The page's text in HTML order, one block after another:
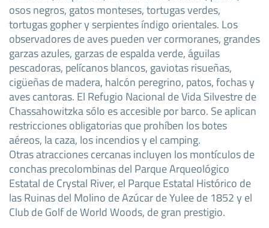
osos negros, gatos monteses, tortugas verdes,
tortugas gopher y serpientes índigo orientales. Los
observadores de aves pueden ver cormoranes, grandes
garzas azules, garzas de espalda verde, águilas
pescadoras, pelícanos blancos, gaviotas risueñas,
cigüeñas de madera, halcón peregrino, patos, fochas y
aves cantoras. El Refugio Nacional de Vida Silvestre de
Chassahowitzka sólo es accesible por barco. Se aplican
restricciones obligatorias que prohíben los botes
aéreos, la caza, los incendios y el camping.
Otras atracciones cercanas incluyen los montículos de
conchas precolombinas del Parque Arqueológico
Estatal de Crystal River, el Parque Estatal Histórico de
las Ruinas del Molino de Azúcar de Yulee de 1852 y el
Club de Golf de World Woods, de gran prestigio.